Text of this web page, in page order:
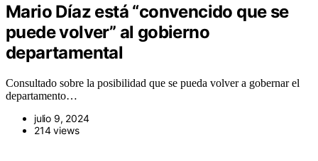
Mario Díaz está “convencido que se
puede volver” al gobierno
departamental
Consultado sobre la posibilidad que se pueda volver a gobernar el
departamento…
julio 9, 2024
214 views